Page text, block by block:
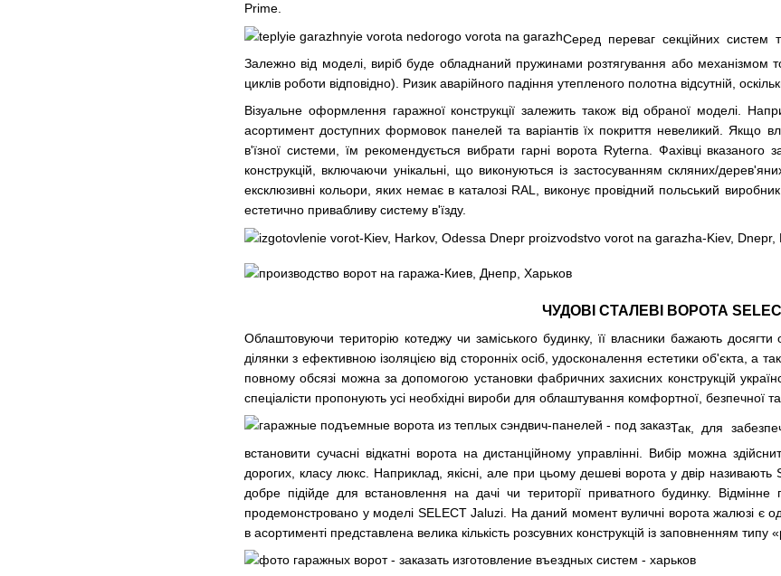
Prime.
Серед переваг секційних систем
Залежно від моделі, виріб буде обладнаний пружинами розтягування або механізмом
циклів роботи відповідно). Ризик аварійного падіння утепленого полотна відсутній,
Візуальне оформлення гаражної конструкції залежить також від обраної моделі.
асортимент доступних формовок панелей та варіантів їх покриття невеликий. Якщо
в'їзної системи, їм рекомендується вибрати гарні ворота Ryterna. Фахівці вказаного
конструкцій, включаючи унікальні, що виконуються із застосуванням скляних/
ексклюзивні кольори, яких немає в каталозі RAL, виконує провідний польський
естетично привабливу систему в'їзду.
ЧУДОВІ СТАЛЕВІ ВОРОТА SELECT
Облаштовуючи територію котеджу чи заміського будинку, її власники бажають
ділянки з ефективною ізоляцією від сторонніх осіб, удосконалення естетики об'єкта, а
повному обсязі можна за допомогою установки фабричних захисних конструкцій
спеціалісти пропонують усі необхідні вироби для облаштування комфортної, безпечної та
Так, для
встановити сучасні відкатні ворота на дистанційному управлінні. Вибір можна
дорогих, класу люкс. Наприклад, якісні, але при цьому дешеві ворота у двір
добре підійде для встановлення на дачі чи території приватного будинку. Відмінне
продемонстровано у моделі SELECT Jaluzi. На даний момент вуличні ворота жалюзі є
в асортименті представлена велика кількість розсувних конструкцій із заповненням типу